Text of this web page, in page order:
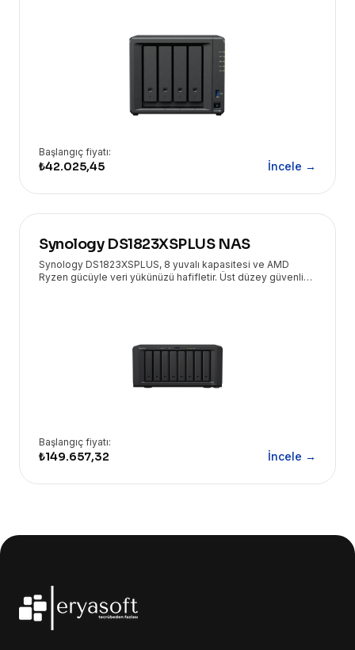
Başlangıç fiyatı:
₺42.025,45 İncele →
Synology DS1823XSPLUS NAS
Synology DS1823XSPLUS, 8 yuvalı kapasitesi ve AMD
Ryzen gücüyle veri yükünüzü hafifletir. Üst düzey güvenlik
Başlangıç fiyatı:
₺149.657,32 İncele →